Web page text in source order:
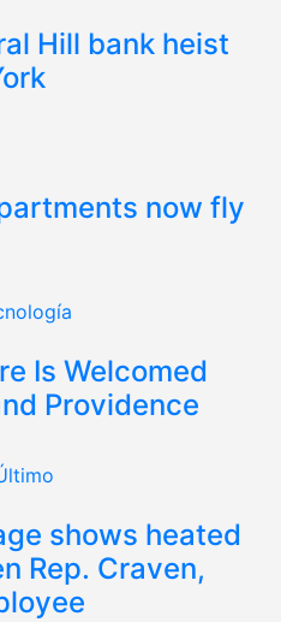
Hill bank heist
now fly
Is Welcomed
Providence
shows heated
Rep. Craven,